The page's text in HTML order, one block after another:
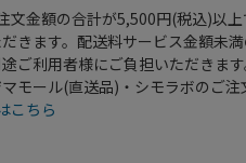
文金額の合計が5,500円(税込)以
きます。配送料サービス金額未
ご利用者様にご負担いただきます
モール(直送品)・シモラボのご注
こちら